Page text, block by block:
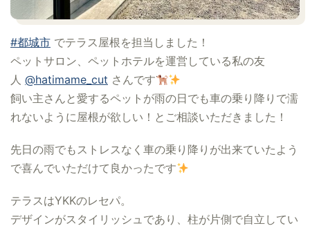
#都城市 でテラス屋根を担当しました！
ペットサロン、ペットホテルを運営している私の友
人 @hatimame_cut さんです
飼い主さんと愛するペットが雨の日でも車の乗り降りで濡
れないように屋根が欲しい！とご相談いただきました！
先日の雨でもストレスなく車の乗り降りが出来ていたよう
で喜んでいただけて良かったです
テラスはYKKのレセパ。
デザインがスタイリッシュであり、柱が片側で自立してい